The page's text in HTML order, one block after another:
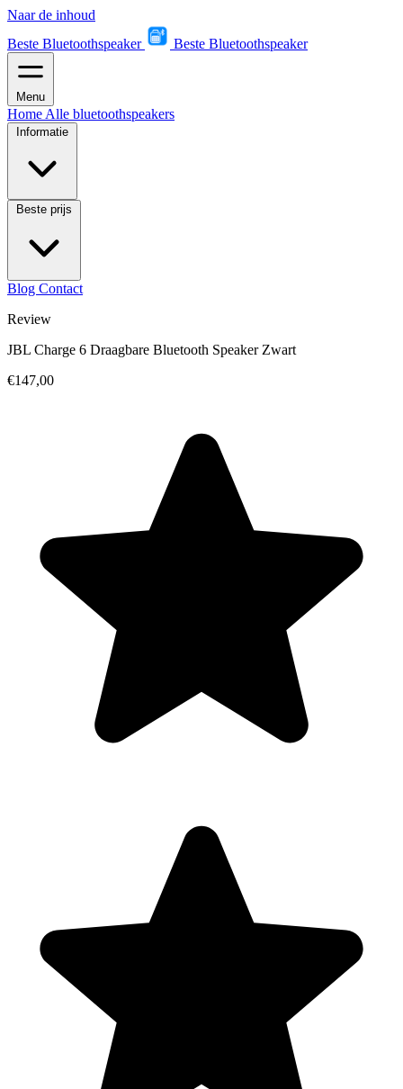
Naar de inhoud
Beste Bluetoothspeaker
Beste Bluetoothspeaker
Menu
Home Alle bluetoothspeakers
Informatie
Beste prijs
Blog Contact
Review
JBL Charge 6 Draagbare Bluetooth Speaker Zwart
€147,00